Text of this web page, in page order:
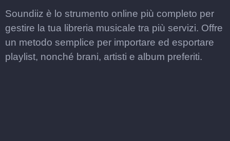
Soundiiz è lo strumento online più completo per
gestire la tua libreria musicale tra più servizi. Offre
un metodo semplice per importare ed esportare
playlist, nonché brani, artisti e album preferiti.